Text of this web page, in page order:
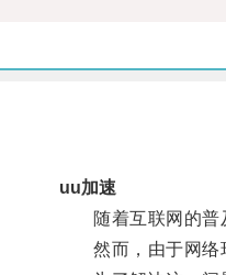
uu加速
随着互联网的普及
然而，由于网络环